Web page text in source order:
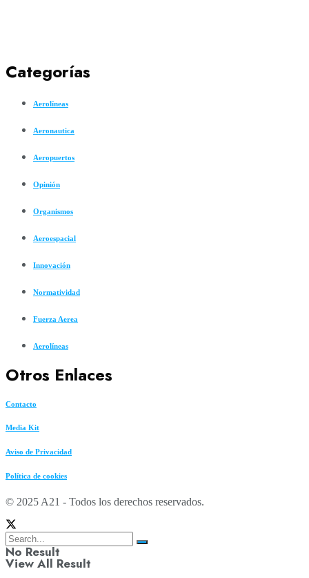
Categorías
Aerolíneas
Aeronautica
Aeropuertos
Opinión
Organismos
Aeroespacial
Innovación
Normatividad
Fuerza Aerea
Aerolíneas
Otros Enlaces
Contacto
Media Kit
Aviso de Privacidad
Política de cookies
© 2025 A21 - Todos los derechos reservados.
No Result
View All Result